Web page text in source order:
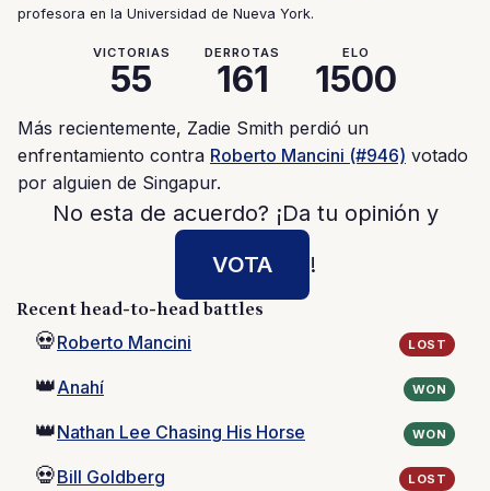
profesora en la Universidad de Nueva York.
VICTORIAS
55
DERROTAS
161
ELO
1500
Más recientemente, Zadie Smith perdió un
enfrentamiento contra Roberto Mancini (#946) votado
por alguien de Singapur.
No esta de acuerdo? ¡Da tu opinión y
VOTA
!
Recent head-to-head battles
💀Roberto Mancini LOST
👑Anahí WON
👑Nathan Lee Chasing His Horse WON
💀Bill Goldberg LOST